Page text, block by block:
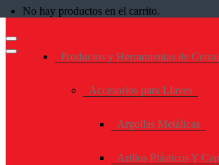
No hay productos en el carrito.
Productos y Herramientas de
Accesorios para Llaves
Argollas Metálicas
Arillos Plásticos Y